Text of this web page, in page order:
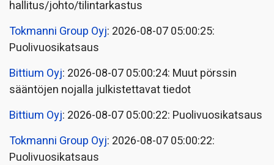
hallitus/johto/tilintarkastus
Tokmanni Group Oyj: 2026-08-07 05:00:25:
Puolivuosikatsaus
Bittium Oyj: 2026-08-07 05:00:24: Muut pörssin
sääntöjen nojalla julkistettavat tiedot
Bittium Oyj: 2026-08-07 05:00:22: Puolivuosikatsaus
Tokmanni Group Oyj: 2026-08-07 05:00:22:
Puolivuosikatsaus